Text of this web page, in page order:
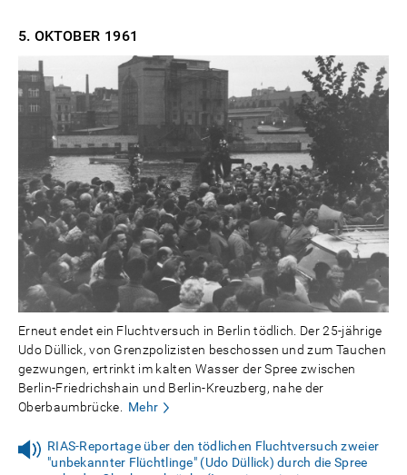
5. OKTOBER 1961
Erneut endet ein Fluchtversuch in Berlin tödlich. Der 25-jährige
Udo Düllick, von Grenzpolizisten beschossen und zum Tauchen
gezwungen, ertrinkt im kalten Wasser der Spree zwischen
Berlin-Friedrichshain und Berlin-Kreuzberg, nahe der
Oberbaumbrücke. Mehr
RIAS-Reportage über den tödlichen Fluchtversuch zweier
"unbekannter Flüchtlinge" (Udo Düllick) durch die Spree